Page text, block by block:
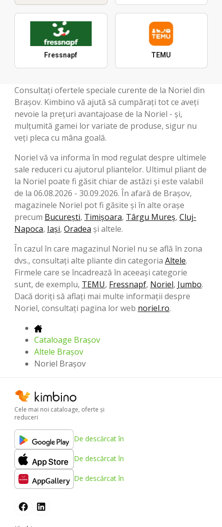
Fressnapf TEMU
Consultați ofertele speciale curente de la Noriel din
Brașov. Kimbino vă ajută să cumpărați tot ce aveți
nevoie la prețuri avantajoase de la Noriel - și,
mulțumită gamei lor variate de produse, sigur nu
veți pleca cu mâna goală.
Noriel vă va informa în mod regulat despre ultimele
sale reduceri cu ajutorul pliantelor. Ultimul pliant de
la Noriel poate fi găsit chiar de astăzi și este valabil
de la 06.08.2026 - 30.09.2026. În afară de Brașov,
magazinele Noriel pot fi găsite și în alte orașe
precum București, Timișoara, Târgu Mureș, Cluj-
Napoca, Iași, Oradea și altele.
În cazul în care magazinul Noriel nu se află în zona
dvs., consultați alte pliante din categoria Altele.
Firmele care se încadrează în aceeași categorie
sunt, de exemplu, TEMU, Fressnapf, Noriel, Jumbo.
Dacă doriți să aflați mai multe informații despre
Noriel, consultați pagina lor web noriel.ro.
Cataloage Brașov
Altele Brașov
Noriel Brașov
Cele mai noi cataloage, oferte şi
reduceri
De descărcat în
De descărcat în
De descărcat în